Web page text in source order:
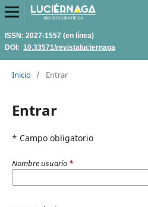
ISSN: 2027-1557 (en línea)
DOI: 10.33571/revistaluciernaga
Inicio / Entrar
Entrar
* Campo obligatorio
Nombre usuario *